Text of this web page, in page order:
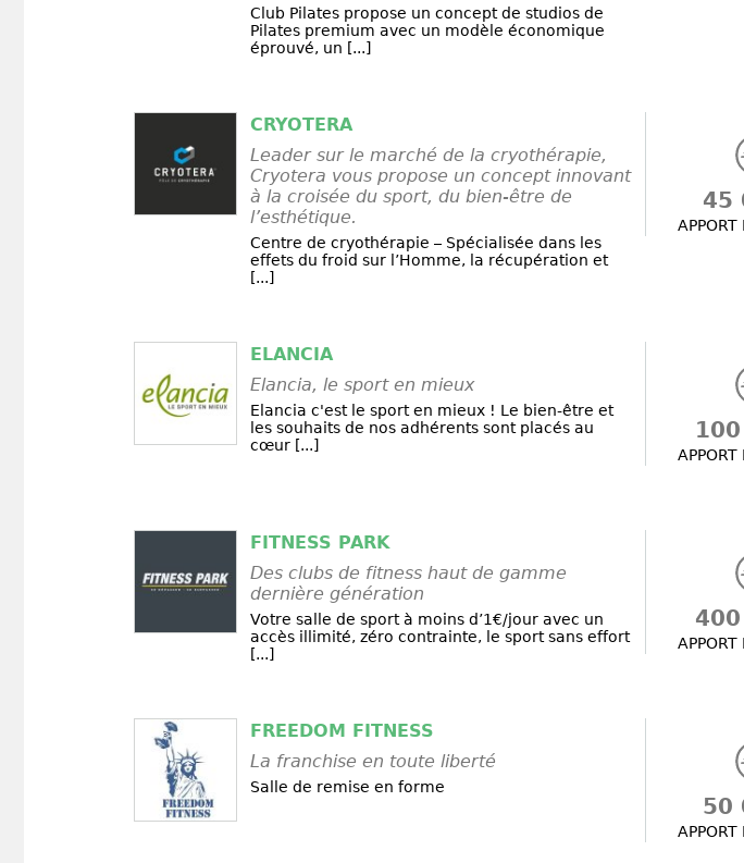
Club Pilates propose un concept de studios de
Pilates premium avec un modèle économique
éprouvé, un [...]
CRYOTERA
Leader sur le marché de la cryothérapie,
Cryotera vous propose un concept innovant
à la croisée du sport, du bien-être de
l’esthétique.
Centre de cryothérapie – Spécialisée dans les
effets du froid sur l’Homme, la récupération et
[...]
45
APPORT
ELANCIA
Elancia, le sport en mieux
Elancia c'est le sport en mieux ! Le bien-être et
les souhaits de nos adhérents sont placés au
cœur [...]
APPORT
FITNESS PARK
Des clubs de fitness haut de gamme
dernière génération
Votre salle de sport à moins d’1€/jour avec un
accès illimité, zéro contrainte, le sport sans effort
[...]
APPORT
FREEDOM FITNESS
La franchise en toute liberté
Salle de remise en forme
50
APPORT